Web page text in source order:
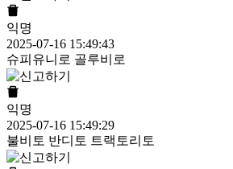
익명
2025-07-16 15:49:43
슈피유니로 골루비로
익명
2025-07-16 15:49:29
불비토 반디토 트랙토리토